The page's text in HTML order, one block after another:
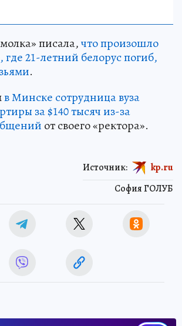
писала,что произошло
21-летний белорус погиб,
.
в Минске сотрудница вуза
за $140 тысяч из-за
от своего «ректора».
София ГОЛУБ
Источник: kp.ru